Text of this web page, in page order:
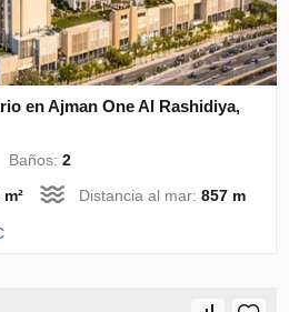
en Ajman One Al Rashidiya,
Baños:2
Distancia al mar:857 m